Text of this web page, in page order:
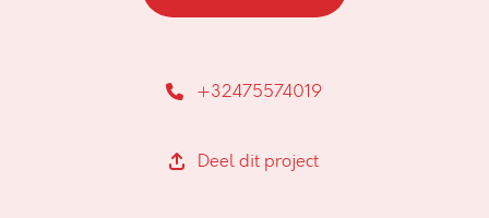
+32475574019
Deel dit project